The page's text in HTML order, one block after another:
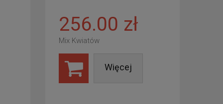
256.00 zł
Mix Kwiatów
Więcej